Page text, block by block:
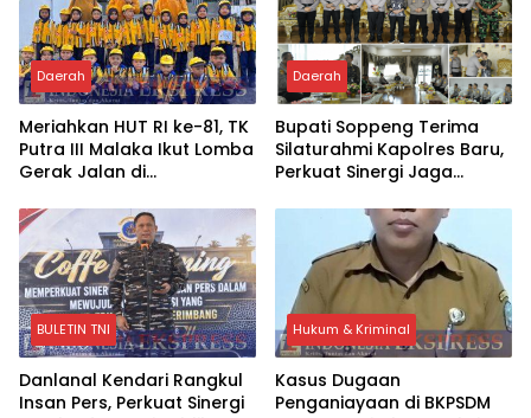
Daerah
Meriahkan HUT RI ke-81, TK
Putra III Malaka Ikut Lomba
Gerak Jalan di
Daerah
Bupati Soppeng Terima
Silaturahmi Kapolres Baru,
Perkuat Sinergi Jaga
Pembangunan
BULETIN TNI
Danlanal Kendari Rangkul
Insan Pers, Perkuat Sinergi
Hukum & Kriminal
Kasus Dugaan
Penganiayaan di BKPSDM